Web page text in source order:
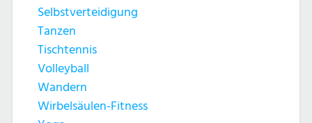
Selbstverteidigung
Tanzen
Tischtennis
Volleyball
Wandern
Wirbelsäulen-Fitness